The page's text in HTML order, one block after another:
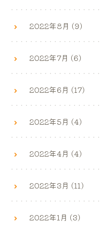
2022年8月 (9)
2022年7月 (6)
2022年6月 (17)
2022年5月 (4)
2022年4月 (4)
2022年3月 (11)
2022年1月 (3)